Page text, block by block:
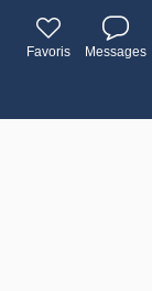
Favoris Messages